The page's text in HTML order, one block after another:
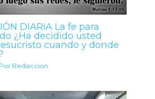
DIARIA La fe para
¿Ha decidido usted
cuando y donde
Redaccion